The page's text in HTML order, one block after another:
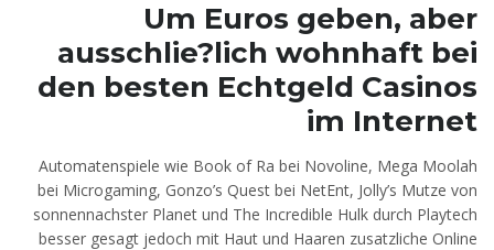
Um Euros geben, aber
ausschlie?lich wohnhaft bei
den besten Echtgeld Casinos
im Internet
Automatenspiele wie Book of Ra bei Novoline, Mega Moolah
bei Microgaming, Gonzo’s Quest bei NetEnt, Jolly’s Mutze von
sonnennachster Planet und The Incredible Hulk durch Playtech
besser gesagt jedoch mit Haut und Haaren zusatzliche Online